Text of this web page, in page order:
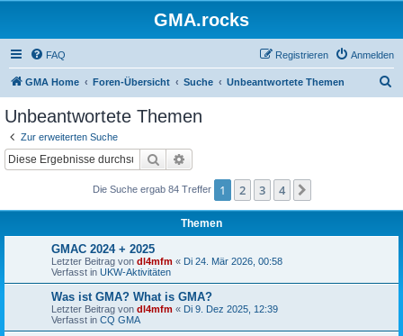
GMA.rocks
FAQ Anmelden
Registrieren
GMA Home Foren-Übersicht Suche Unbeantwortete Themen
Unbeantwortete Themen
Zur erweiterten Suche
Suche
Die Suche ergab 84 Treffer 1 2 3 4
Themen
GMAC 2024 + 2025
Letzter Beitrag von dl4mfm « Di 24. Mär 2026, 00:58
Verfasst in UKW-Aktivitäten
Was ist GMA? What is GMA?
Letzter Beitrag von dl4mfm « Di 9. Dez 2025, 12:39
Verfasst in CQ GMA